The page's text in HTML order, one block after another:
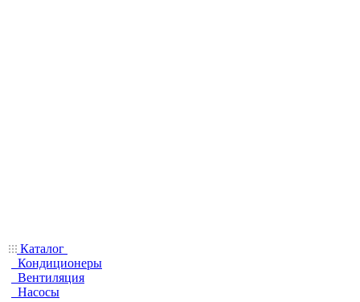
Каталог
Кондиционеры
Вентиляция
Насосы